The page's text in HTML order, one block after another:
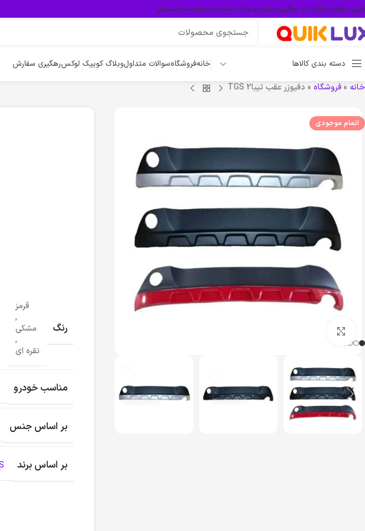
سفارشدریافت کد رهگیری سفارشسوالات متداولدرخواست پشتیبانی
دسته بندی کالاها خانهفروشگاهسوالات متداولوبلاگ کوییک لوکسرهگیری سفارش
خانه »فروشگاه » دفیوزر عقب تیبا2 TGS
اتمام موجودی
رنگ
قرمز
,
مشکی
,
نقره ای
مناسب خودرو
بر اساس جنس
بر اساس برند